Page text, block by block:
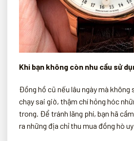
Khi bạn không còn nhu cầu sử
Đồng hồ cũ nếu lâu ngày mà không
chạy sai giờ, thậm chí hỏng hóc
trong. Để tránh lãng phí, bạn hã
ra những địa chỉ thu mua đồng hò